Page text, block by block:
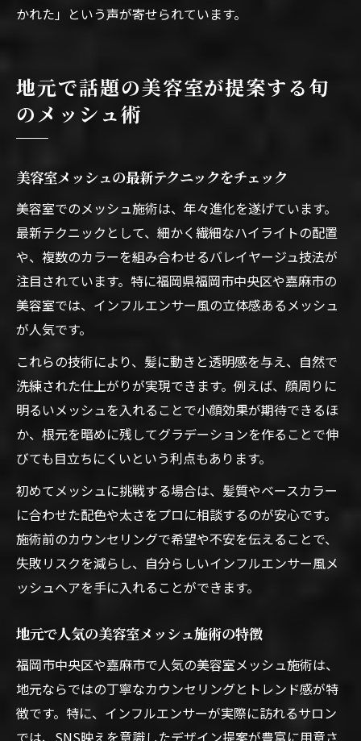
かれた」という声が寄せられています。
地元で話題の美容室が提案する旬
のメッシュ術
美容室メッシュの最新テクニックをチェック
美容室でのメッシュ施術は、年々進化を遂げています。
最新テクニックとして、細かく繊細なハイライトの配置
や、複数のカラーを組み合わせるバレイヤージュ技法が
注目されています。特に福岡県福岡市中央区や嘉麻市の
美容室では、インフルエンサー風の立体感あるメッシュ
が人気です。
これらの技術により、髪に動きと透明感を与え、自然で
洗練された仕上がりが実現できます。例えば、顔周りに
明るいメッシュを入れることで小顔効果が期待できるほ
か、根元を暗めに残してグラデーションを作ることで伸
びても目立ちにくいという利点もあります。
初めてメッシュに挑戦する場合は、髪質やベースカラー
に合わせた配色や太さをプロに相談するのが安心です。
施術前のカウンセリングで希望や不安を伝えることで、
失敗リスクを減らし、自分らしいインフルエンサー風メ
ッシュヘアを手に入れることができます。
地元で人気の美容室メッシュ施術の特徴
福岡市中央区や嘉麻市で人気の美容室メッシュ施術は、
地元ならではの丁寧なカウンセリングとトレンド感が特
徴です。特に、インフルエンサーが実際に訪れるサロン
では、SNS映えを意識したデザイン提案が豊富に用意さ